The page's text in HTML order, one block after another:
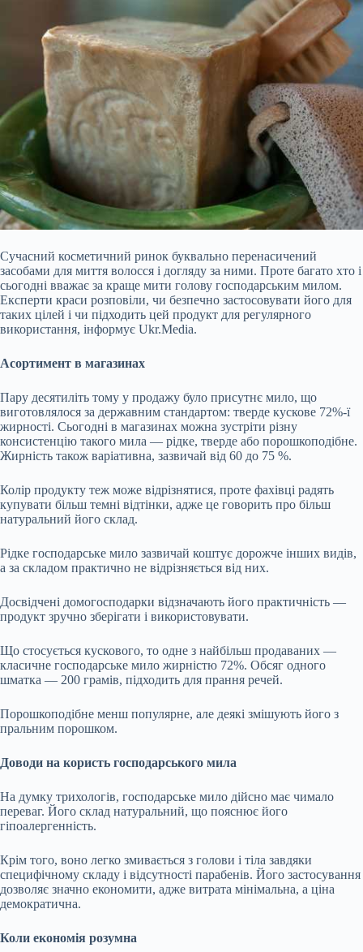
Сучасний косметичний ринок буквально перенасичений
засобами для миття волосся і догляду за ними. Проте багато хто і
сьогодні вважає за краще мити голову господарським милом.
Експерти краси розповіли, чи безпечно застосовувати його для
таких цілей і чи підходить цей продукт для регулярного
використання, інформує Ukr.Media.
Асортимент в магазинах
Пару десятиліть тому у продажу було присутнє мило, що
виготовлялося за державним стандартом: тверде кускове 72%-ї
жирності. Сьогодні в магазинах можна зустріти різну
консистенцію такого мила — рідке, тверде або порошкоподібне.
Жирність також варіативна, зазвичай від 60 до 75 %.
Колір продукту теж може відрізнятися, проте фахівці радять
купувати більш темні відтінки, адже це говорить про більш
натуральний його склад.
Рідке господарське мило зазвичай коштує дорожче інших видів,
а за складом практично не відрізняється від них.
Досвідчені домогосподарки відзначають його практичність —
продукт зручно зберігати і використовувати.
Що стосується кускового, то одне з найбільш продаваних —
класичне господарське мило жирністю 72%. Обсяг одного
шматка — 200 грамів, підходить для прання речей.
Порошкоподібне менш популярне, але деякі змішують його з
пральним порошком.
Доводи на користь господарського мила
На думку трихологів, господарське мило дійсно має чимало
переваг. Його склад натуральний, що пояснює його
гіпоалергенність.
Крім того, воно легко змивається з голови і тіла завдяки
специфічному складу і відсутності парабенів. Його застосування
дозволяє значно економити, адже витрата мінімальна, а ціна
демократична.
Коли економія розумна